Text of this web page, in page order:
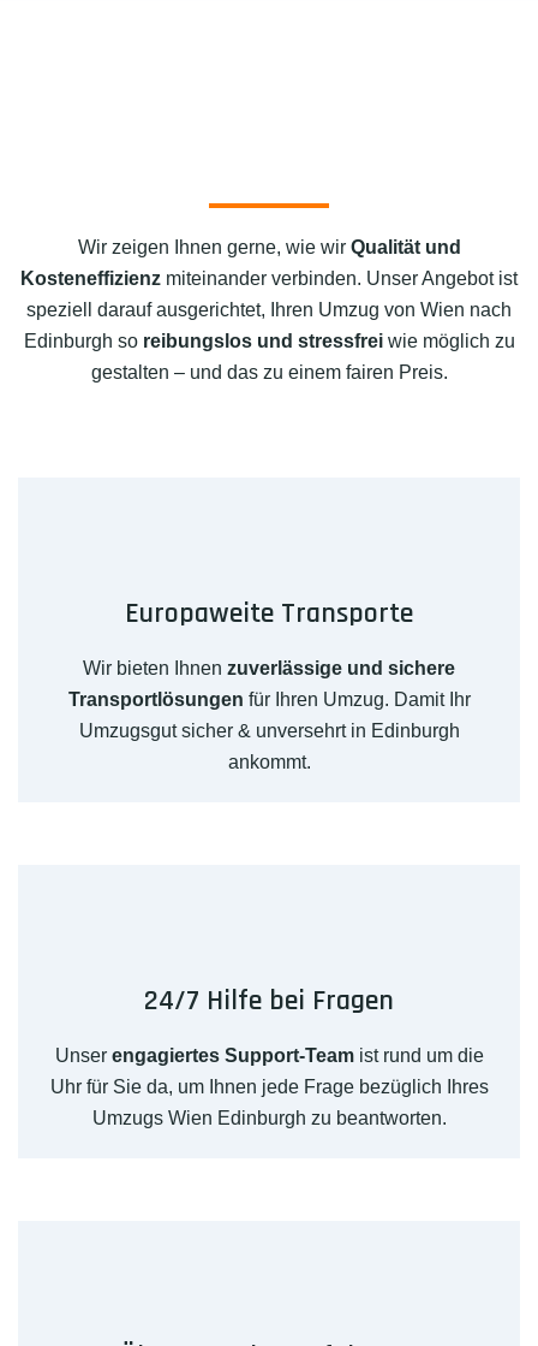
Wir zeigen Ihnen gerne, wie wir Qualität und
Kosteneffizienz miteinander verbinden. Unser Angebot ist
speziell darauf ausgerichtet, Ihren Umzug von Wien nach
Edinburgh so reibungslos und stressfreiwie möglich zu
gestalten – und das zu einem fairen Preis.
Europaweite Transporte
Wir bieten Ihnen zuverlässige und sichere
Transportlösungen für Ihren Umzug. Damit Ihr
Umzugsgut sicher & unversehrt in Edinburgh
ankommt.
24/7 Hilfe bei Fragen
Unser engagiertes Support-Teamist rund um die
Uhr für Sie da, um Ihnen jede Frage bezüglich Ihres
Umzugs Wien Edinburgh zu beantworten.